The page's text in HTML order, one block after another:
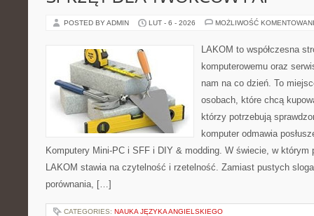
POSTED BY ADMIN LUT - 6 - 2026 MOŻLIWOŚĆ
LAKOM to współczesna
komputerowemu oraz
nam na co dzień. To
osobach, które chcą
którzy potrzebują
komputer odmawia
Komputery Mini-PC i SFF i DIY & modding. W świecie, w którym
LAKOM stawia na czytelność i rzetelność. Zamiast pustych
porównania, […]
CATEGORIES: NAUKA JĘZYKA ANGIELSKIEGO